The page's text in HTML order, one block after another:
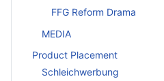
FFG Reform Drama
MEDIA
Product Placement
Schleichwerbung